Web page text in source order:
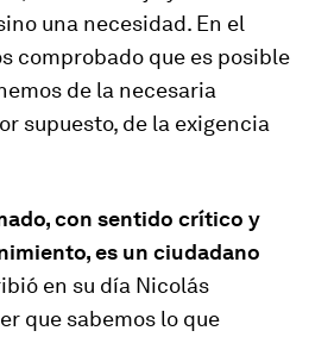
una necesidad. En el
comprobado que es posible
de la necesaria
supuesto, de la exigencia
con sentido crítico y
es un ciudadano
en su día Nicolás
que sabemos lo que